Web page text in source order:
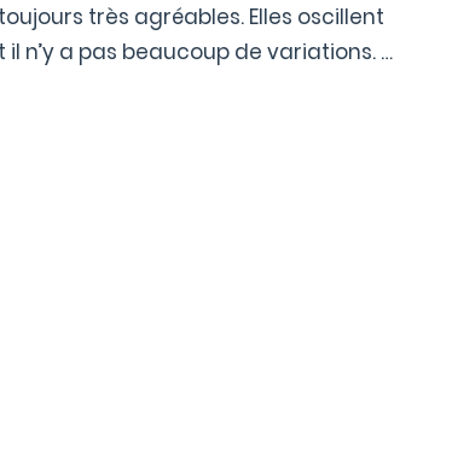
très agréables. Elles oscillent
n’y a pas beaucoup de variations. …